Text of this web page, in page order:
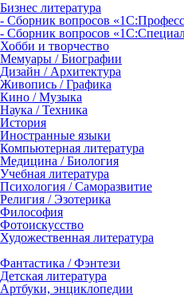
Бизнес литература
- Сборник вопросов
- Сборник вопросов
Хобби и творчество
Мемуары / Биографии
Дизайн / Архитектура
Живопись / Графика
Кино / Музыка
Наука / Техника
История
Иностранные языки
Компьютерная литература
Медицина / Биология
Учебная литература
Психология / Саморазвитие
Религия / Эзотерика
Философия
Фотоискусство
Художественная литература
Фантастика / Фэнтези
Детская литература
Артбуки, энциклопедии